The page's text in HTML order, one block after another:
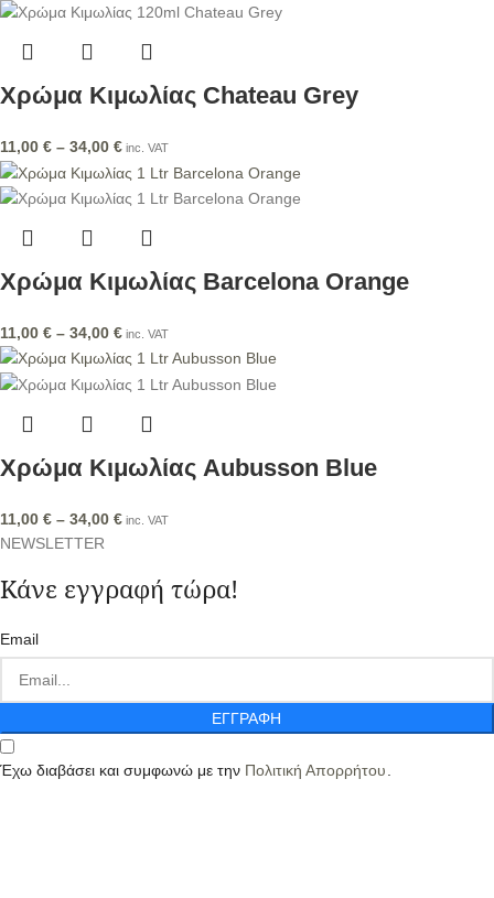
Χρώμα Κιμωλίας Chateau Grey
11,00 € – 34,00 € inc. VAT
Χρώμα Κιμωλίας Barcelona Orange
11,00 € – 34,00 € inc. VAT
Χρώμα Κιμωλίας Aubusson Blue
11,00 € – 34,00 € inc. VAT
NEWSLETTER
Κάνε εγγραφή τώρα!
Email
ΕΓΓΡΑΦΗ
Έχω διαβάσει και συμφωνώ με την Πολιτική Απορρήτου